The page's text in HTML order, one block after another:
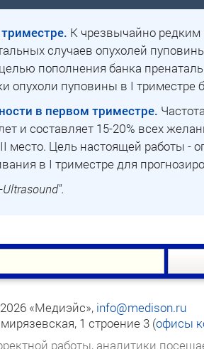
К чрезвычайно редким
случаев опухолей
пополнения банка
опухоли пуповины в I триместре
в первом триместре.
и составляет 15-20% всех
место. Цель настоящей работы -
в I триместре для
«Медиэйс», info@medison.ru
1 строение 3 (офисы
работы, аналитики